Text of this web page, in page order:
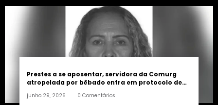
Prestes a se aposentar, servidora da Comurg
atropelada por bêbado entra em protocolo de
junho 29, 2026 0 Comentários